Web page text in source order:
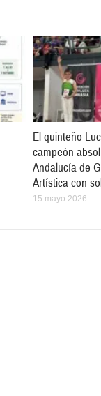
El quinteño
campeón
Andalucía de
Artística con
15 mayo 2026